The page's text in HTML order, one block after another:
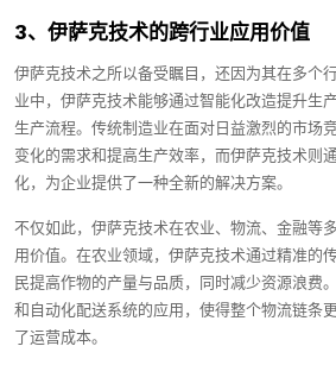
3、伊萨克技术的跨行业应用价值
伊萨克技术之所以备受瞩目，还因为其在多个
业中，伊萨克技术能够通过智能化改造提升生
生产流程。传统制造业在面对日益激烈的市场
变化的需求和提高生产效率，而伊萨克技术则
化，为企业提供了一种全新的解决方案。
不仅如此，伊萨克技术在农业、物流、金融等
用价值。在农业领域，伊萨克技术通过精准的
民提高作物的产量与品质，同时减少资源浪费
和自动化配送系统的应用，使得整个物流链条
了运营成本。